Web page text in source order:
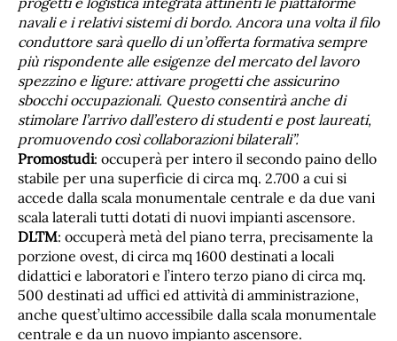
navali e i relativi sistemi di bordo. Ancora una volta il filo
conduttore sarà quello di un’offerta formativa sempre
più rispondente alle esigenze del mercato del lavoro
spezzino e ligure: attivare progetti che assicurino
sbocchi occupazionali. Questo consentirà anche di
stimolare l’arrivo dall’estero di studenti e post laureati,
promuovendo così collaborazioni bilaterali”.
Promostudi: occuperà per intero il secondo paino dello
stabile per una superficie di circa mq. 2.700 a cui si
accede dalla scala monumentale centrale e da due vani
scala laterali tutti dotati di nuovi impianti ascensore.
DLTM: occuperà metà del piano terra, precisamente la
porzione ovest, di circa mq 1600 destinati a locali
didattici e laboratori e l’intero terzo piano di circa mq.
500 destinati ad uffici ed attività di amministrazione,
anche quest’ultimo accessibile dalla scala monumentale
centrale e da un nuovo impianto ascensore.